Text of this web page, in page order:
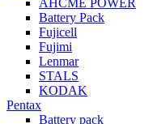
AHCME POWER
Battery Pack
Fujicell
Fujimi
Lenmar
STALS
KODAK
Pentax
Battery pack